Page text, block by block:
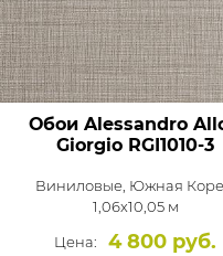
Обои Alessandro
Giorgio RGI1010-3
Виниловые, Южная
1,06x10,05 м
Цена:
4 800 руб.